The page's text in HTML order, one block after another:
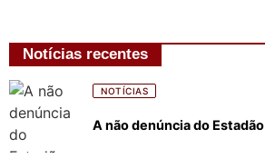
Notícias recentes
NOTÍCIAS
A não denúncia do Estadão